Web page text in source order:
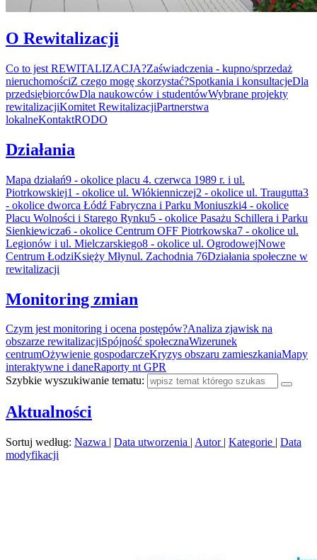
O Rewitalizacji
Co to jest REWITALIZACJA?Zaświadczenia - kupno/sprzedaż
nieruchomościZ czego mogę skorzystać?Spotkania i konsultacjeDla
przedsiębiorcówDla naukowców i studentówWybrane projekty
rewitalizacjiKomitet RewitalizacjiPartnerstwa
lokalneKontaktRODO
Działania
Mapa działań9 - okolice placu 4. czerwca 1989 r. i ul.
Piotrkowskiej1 - okolice ul. Włókienniczej2 - okolice ul. Traugutta3
- okolice dworca Łódź Fabryczna i Parku Moniuszki4 - okolice
Placu Wolności i Starego Rynku5 - okolice Pasażu Schillera i Parku
Sienkiewicza6 - okolice Centrum OFF Piotrkowska7 - okolice ul.
Legionów i ul. Mielczarskiego8 - okolice ul. OgrodowejNowe
Centrum ŁodziKsięży Młynul. Zachodnia 76Działania społeczne w
rewitalizacji
Monitoring zmian
Czym jest monitoring i ocena postępów?Analiza zjawisk na
obszarze rewitalizacjiSpójność społecznaWizerunek
centrumOżywienie gospodarczeKryzys obszaru zamieszkaniaMapy
interaktywne i daneRaporty nt GPR
Szybkie wyszukiwanie tematu:
Aktualności
Sortuj według: Nazwa | Data utworzenia | Autor | Kategorie | Data
modyfikacji